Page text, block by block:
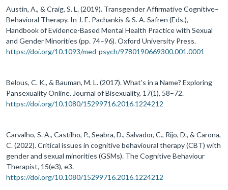
Austin, A., & Craig, S. L. (2019). Transgender Affirmative Cognitive–
Behavioral Therapy. In J. E. Pachankis & S. A. Safren (Eds.),
Handbook of Evidence-Based Mental Health Practice with Sexual
and Gender Minorities (pp. 74–96). Oxford University Press.
https://doi.org/10.1093/med-psych/9780190669300.001.0001
Belous, C. K., & Bauman, M. L. (2017). What’s in a Name? Exploring
Pansexuality Online. Journal of Bisexuality, 17(1), 58–72.
https://doi.org/10.1080/15299716.2016.1224212
Carvalho, S. A., Castilho, P., Seabra, D., Salvador, C., Rijo, D., & Carona,
C. (2022). Critical issues in cognitive behavioural therapy (CBT) with
gender and sexual minorities (GSMs). The Cognitive Behaviour
Therapist, 15(e3), e3.
https://doi.org/10.1080/15299716.2016.1224212